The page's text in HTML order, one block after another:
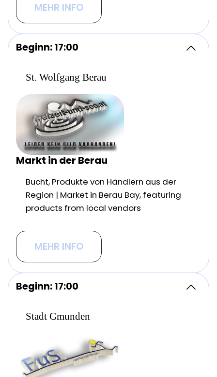
MEHR INFO
Beginn: 17:00
St. Wolfgang Berau
Markt in der Berau
Bucht, Produkte von Händlern aus der
Region | Market in Berau Bay, featuring
products from local vendors
MEHR INFO
Beginn: 17:00
Stadt Gmunden